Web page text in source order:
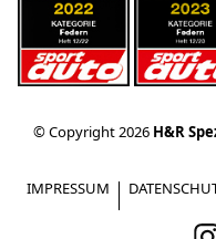
© Copyright 2026 H&R
IMPRESSUM